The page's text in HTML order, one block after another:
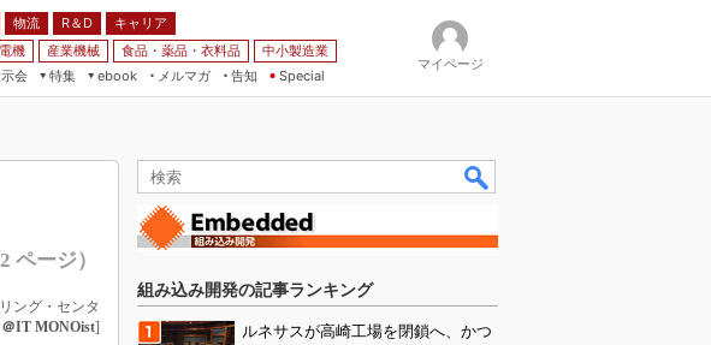
物流 R＆D
キャリア
電機 産業機械 食品・薬品・衣料品
中小製造業
会
特集
ebook
メルマガ
告知 Special
マイページ
2 ページ）
ング・センタ
＠IT MONOist]
組み込み開発の記事ランキング
ルネサスが高崎工場を閉鎖へ、かつ